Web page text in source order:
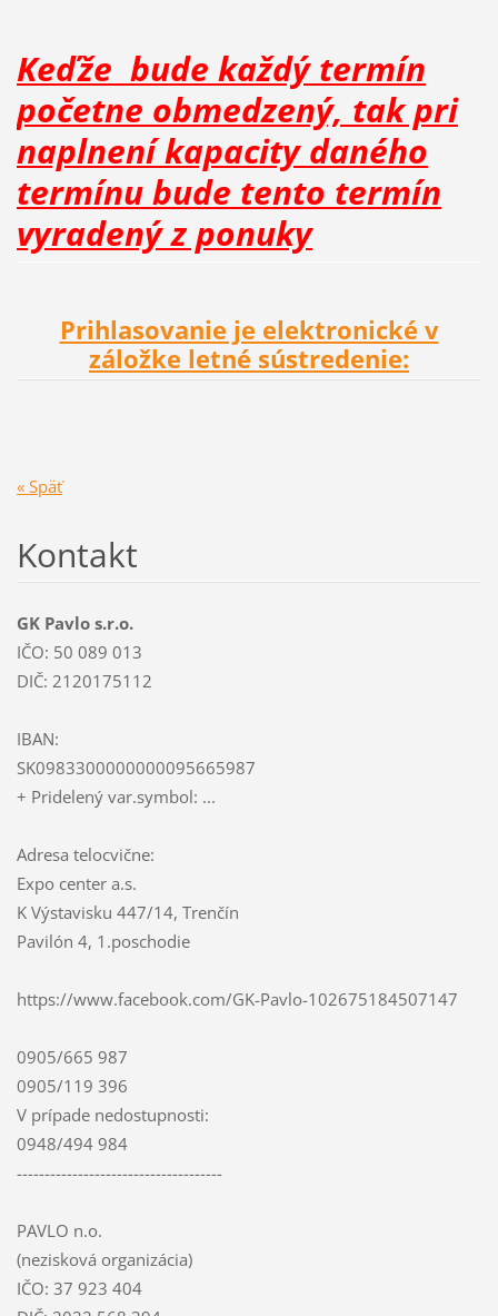
Keďže bude každý termín
početne obmedzený, tak pri
naplnení kapacity daného
termínu bude tento termín
vyradený z ponuky
Prihlasovanie je elektronické v
záložke letné sústredenie:
« Späť
Kontakt
GK Pavlo s.r.o.
IČO: 50 089 013
DIČ: 2120175112
IBAN:
SK0983300000000095665987
+ Pridelený var.symbol: ...
Adresa telocvične:
Expo center a.s.
K Výstavisku 447/14, Trenčín
Pavilón 4, 1.poschodie
https://www.facebook.com/GK-Pavlo-102675184507147
0905/665 987
0905/119 396
V prípade nedostupnosti:
0948/494 984
-------------------------------------
PAVLO n.o.
(nezisková organizácia)
IČO: 37 923 404